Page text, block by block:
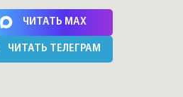
соглашаетесь cполитикой сайта
ЧИТАТЬ MAX
ЧИТАТЬ ТЕЛЕГРАМ